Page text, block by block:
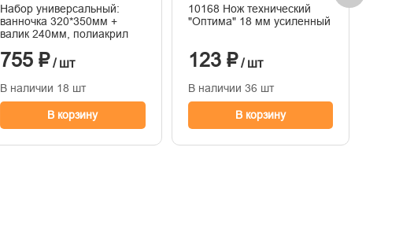
Набор универсальный:
ванночка 320*350мм +
валик 240мм, полиакрил
755 ₽ / шт
В наличии 18 шт
В корзину
10168 Нож технический
"Оптима" 18 мм усиленный
123 ₽/ шт
В наличии 36 шт
В корзину